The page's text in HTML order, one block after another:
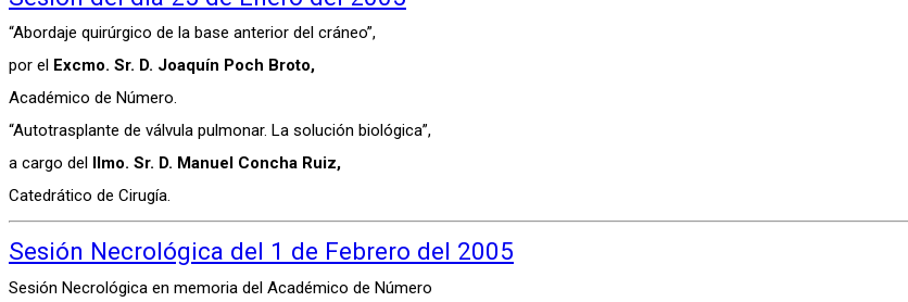
“Abordaje quirúrgico de la base anterior del cráneo”,
por el Excmo. Sr. D. Joaquín Poch Broto,
Académico de Número.
“Autotrasplante de válvula pulmonar. La solución biológica”,
a cargo del Ilmo. Sr. D. Manuel Concha Ruiz,
Catedrático de Cirugía.
Sesión Necrológica del 1 de Febrero del 2005
Sesión Necrológica en memoria del Académico de Número